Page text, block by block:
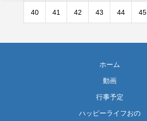
40 41 42 43 44 45
ホーム
動画
行事予定
ハッピーライフおの